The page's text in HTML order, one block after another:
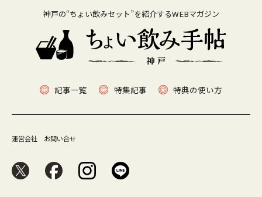
神戸の“ちょい飲みセット”を紹介するWEBマガジン
記事一覧 特集記事 特典の使い方
運営会社 お問い合せ